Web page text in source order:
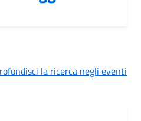
la ricerca negli eventi